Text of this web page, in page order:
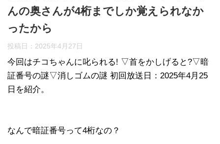
んの奥さんが4桁までしか覚えられなか
ったから
投稿日： 2025年4月27日
今回はチコちゃんに叱られる! ▽首をかしげると?▽暗
証番号の謎▽消しゴムの謎 初回放送日：2025年4月25
日を紹介。
なんで暗証番号って4桁なの？